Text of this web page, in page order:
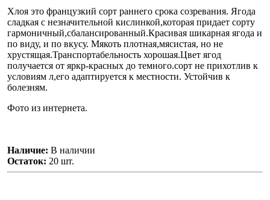
Хлоя это французкий сорт раннего срока созревания. Ягода
сладкая с незначительной кислинкой,которая придает сорту
гармоничный,сбалансированный.Красивая шикарная ягода и
по виду, и по вкусу. Мякоть плотная,мясистая, но не
хрустящая.Транспортабельность хорошая.Цвет ягод
получается от яркр-красных до темного.сорт не прихотлив к
условиям л,его адаптируется к местности. Устойчив к
болезням.
Фото из интернета.
Наличие:В наличии
Остаток: 20 шт.